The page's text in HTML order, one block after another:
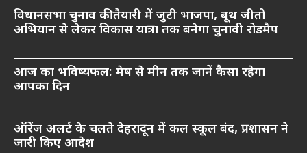
विधानसभा चुनाव की तैयारी में जुटी भाजपा, बूथ जीतो
अभियान से लेकर विकास यात्रा तक बनेगा चुनावी रोडमैप
आज का भविष्यफल: मेष से मीन तक जानें कैसा रहेगा
आपका दिन
ऑरेंज अलर्ट के चलते देहरादून में कल स्कूल बंद, प्रशासन ने
जारी किए आदेश